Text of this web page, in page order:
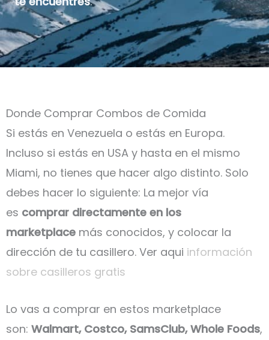
Donde Comprar Combos de Comida
Si estás en Venezuela o estás en Europa.
Incluso si estás en USA y hasta en el mismo
Miami, no tienes que hacer algo distinto. Solo
debes hacer lo siguiente: La mejor vía
es comprar directamente en los
marketplace más conocidos, y colocar la
dirección de tu casillero. Ver aqui información
sobre casilleros gratis
Lo vas a comprar en estos marketplace
son: Walmart, Costco, SamsClub, Whole Foods,